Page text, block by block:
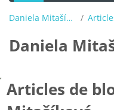
Daniela Mitašíková
Daniela
Articles de